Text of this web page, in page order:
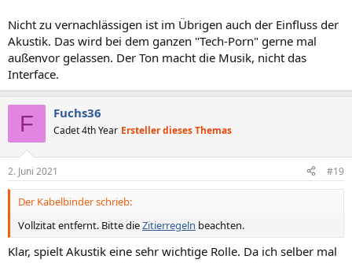
Nicht zu vernachlässigen ist im Übrigen auch der Einfluss der
Akustik. Das wird bei dem ganzen "Tech-Porn" gerne mal
außenvor gelassen. Der Ton macht die Musik, nicht das
Interface.
F Fuchs36
Cadet 4th Year Ersteller dieses Themas
2. Juni 2021 #19
Der Kabelbinder schrieb:
Vollzitat entfernt. Bitte dieZitierregeln beachten.
Klar, spielt Akustik eine sehr wichtige Rolle. Da ich selber mal